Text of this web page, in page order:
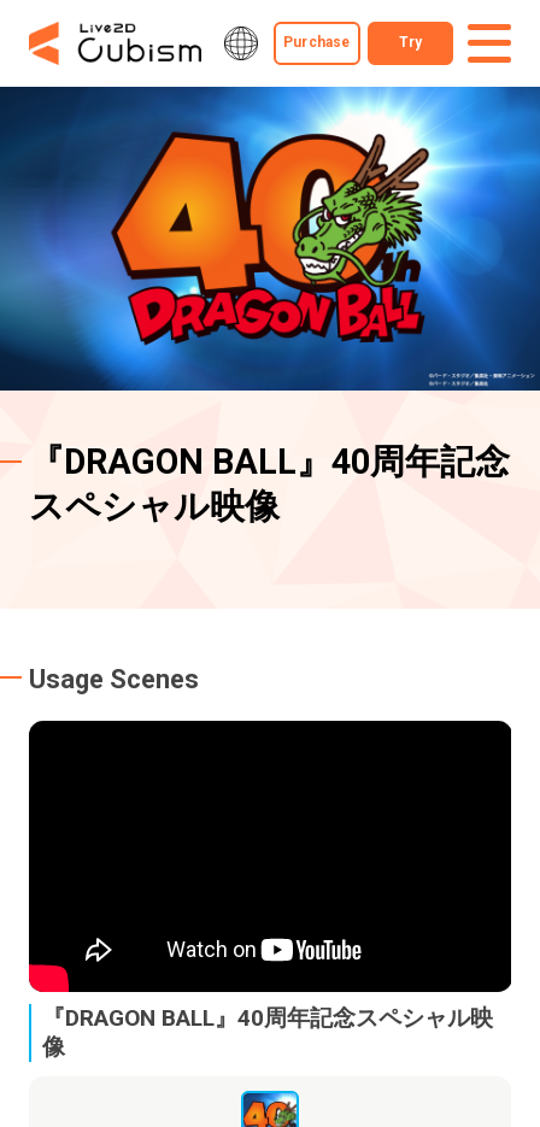
Purchase Try
『DRAGON BALL』40周年記念
スペシャル映像
Usage Scenes
『DRAGON BALL』40周年記念スペシャル映
像